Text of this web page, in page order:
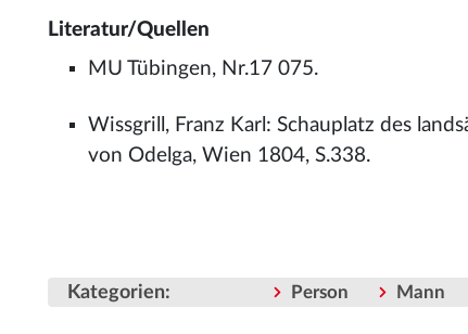
Literatur/Quellen
MU Tübingen, Nr.17 075.
Wissgrill, Franz Karl: Schauplatz des
von Odelga, Wien 1804, S.338.
Kategorien: Person Mann